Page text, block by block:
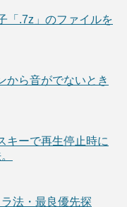
「.7z」のファイルを
から音がでないとき
キーで再生停止時に
法・最良優先探